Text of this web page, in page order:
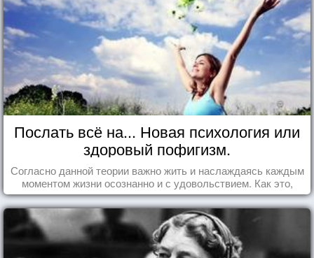
Послать всё на... Новая психология или
здоровый пофигизм.
Согласно данной теории важно жить и наслаждаясь каждым
моментом жизни осознанно и с удовольствием. Как это,
попробуем разобраться на реальных примерах.